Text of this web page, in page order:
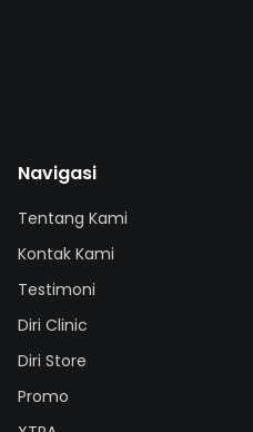
Navigasi
Tentang Kami
Kontak Kami
Testimoni
Diri Clinic
Diri Store
Promo